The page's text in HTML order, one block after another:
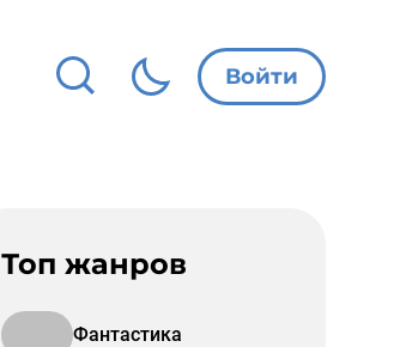
Войти
Топ жанров
Фантастика